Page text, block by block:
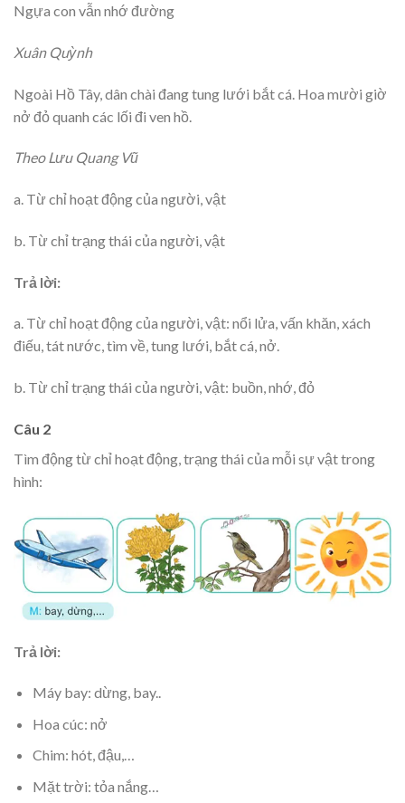
Ngựa con vẫn nhớ đường
Xuân Quỳnh
Ngoài Hồ Tây, dân chài đang tung lưới bắt cá. Hoa mười giờ
nở đỏ quanh các lối đi ven hồ.
Theo Lưu Quang Vũ
a. Từ chỉ hoạt động của người, vật
b. Từ chỉ trạng thái của người, vật
Trả lời:
a. Từ chỉ hoạt động của người, vật: nổi lửa, vấn khăn, xách
điếu, tát nước, tìm về, tung lưới, bắt cá, nở.
b. Từ chỉ trạng thái của người, vật: buồn, nhớ, đỏ
Câu 2
Tìm động từ chỉ hoạt động, trạng thái của mỗi sự vật trong
hình:
Trả lời:
Máy bay: dừng, bay..
Hoa cúc: nở
Chim: hót, đậu,…
Mặt trời: tỏa nắng…